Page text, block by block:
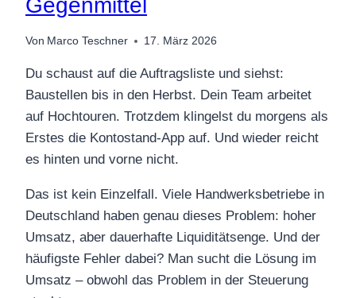
Gegenmittel
Von Marco Teschner 17. März 2026
Du schaust auf die Auftragsliste und siehst:
Baustellen bis in den Herbst. Dein Team arbeitet
auf Hochtouren. Trotzdem klingelst du morgens als
Erstes die Kontostand-App auf. Und wieder reicht
es hinten und vorne nicht.
Das ist kein Einzelfall. Viele Handwerksbetriebe in
Deutschland haben genau dieses Problem: hoher
Umsatz, aber dauerhafte Liquiditätsenge. Und der
häufigste Fehler dabei? Man sucht die Lösung im
Umsatz – obwohl das Problem in der Steuerung